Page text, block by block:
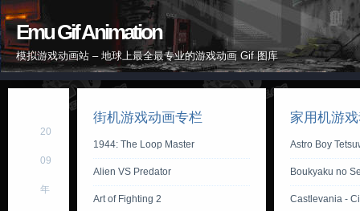
Emu Gif Animation
模拟游戏动画站 – 地球上最全最专业的游戏动画 Gif 图库
20
09
年
街机游戏动画专栏
1944: The Loop Master
Alien VS Predator
Art of Fighting 2
家用机游
Astro Boy
Boukyaku no
Castlevania -